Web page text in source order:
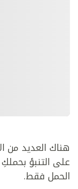
هناك العديد من
على التنبؤ
الحمل فقط.